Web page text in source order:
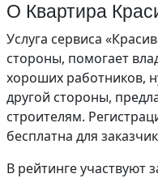
О Квартира
Услуга сервиса
стороны, помогает
хороших работников,
другой стороны,
строителям.
бесплатна для
В рейтинге участвуют